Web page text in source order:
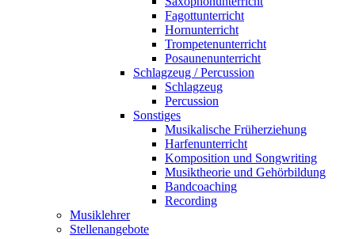
Fagottunterricht
Hornunterricht
Trompetenunterricht
Posaunenunterricht
Schlagzeug / Percussion
Schlagzeug
Percussion
Sonstiges
Musikalische Früherziehung
Harfenunterricht
Komposition und Songwriting
Musiktheorie und Gehörbildung
Bandcoaching
Recording
Musiklehrer
Stellenangebote